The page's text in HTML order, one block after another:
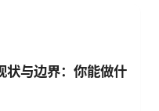
与边界：你能做什